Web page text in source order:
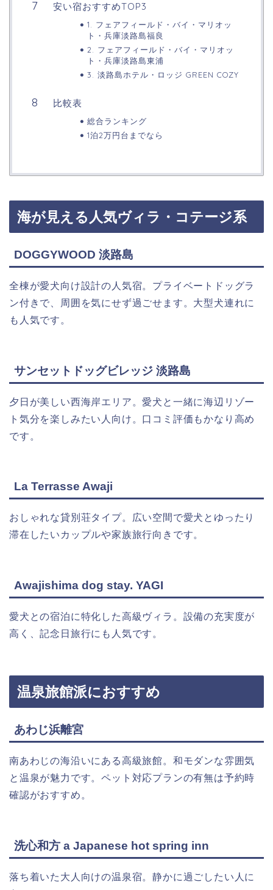
安い宿おすすめTOP3
1. フェアフィールド・バイ・マリオッ
ト・兵庫淡路島福良
2. フェアフィールド・バイ・マリオッ
ト・兵庫淡路島東浦
3. 淡路島ホテル・ロッジ GREEN COZY
比較表
総合ランキング
1泊2万円台までなら
海が見える人気ヴィラ・コテージ系
DOGGYWOOD 淡路島
全棟が愛犬向け設計の人気宿。プライベートドッグラ
ン付きで、周囲を気にせず過ごせます。大型犬連れに
も人気です。
サンセットドッグビレッジ 淡路島
夕日が美しい西海岸エリア。愛犬と一緒に海辺リゾー
ト気分を楽しみたい人向け。口コミ評価もかなり高め
です。
La Terrasse Awaji
おしゃれな貸別荘タイプ。広い空間で愛犬とゆったり
滞在したいカップルや家族旅行向きです。
Awajishima dog stay. YAGI
愛犬との宿泊に特化した高級ヴィラ。設備の充実度が
高く、記念日旅行にも人気です。
温泉旅館派におすすめ
あわじ浜離宮
南あわじの海沿いにある高級旅館。和モダンな雰囲気
と温泉が魅力です。ペット対応プランの有無は予約時
確認がおすすめ。
洗心和方 a Japanese hot spring inn
落ち着いた大人向けの温泉宿。静かに過ごしたい人に